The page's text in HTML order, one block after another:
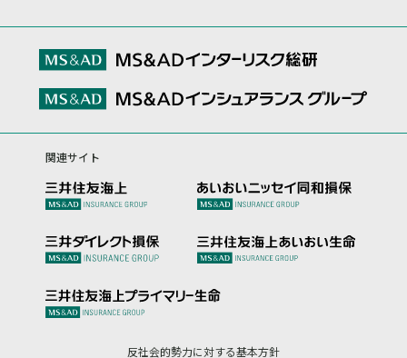
関連サイト
反社会的勢力に対する基本方針